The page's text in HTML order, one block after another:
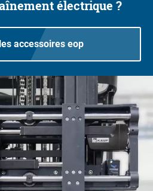
électrique ?
accessoires eop